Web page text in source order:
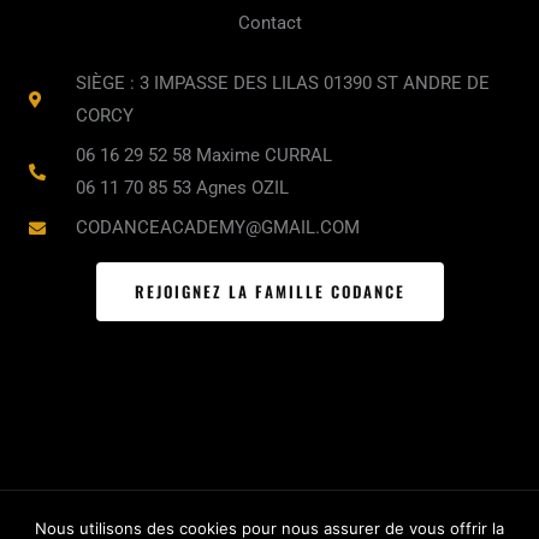
o
k
t
g
a
m
b
Contact
SIÈGE : 3 IMPASSE DES LILAS 01390 ST ANDRE DE
CORCY
06 16 29 52 58 Maxime CURRAL
06 11 70 85 53 Agnes OZIL
CODANCEACADEMY@GMAIL.COM
REJOIGNEZ LA FAMILLE CODANCE
Nous utilisons des cookies pour nous assurer de vous offrir la